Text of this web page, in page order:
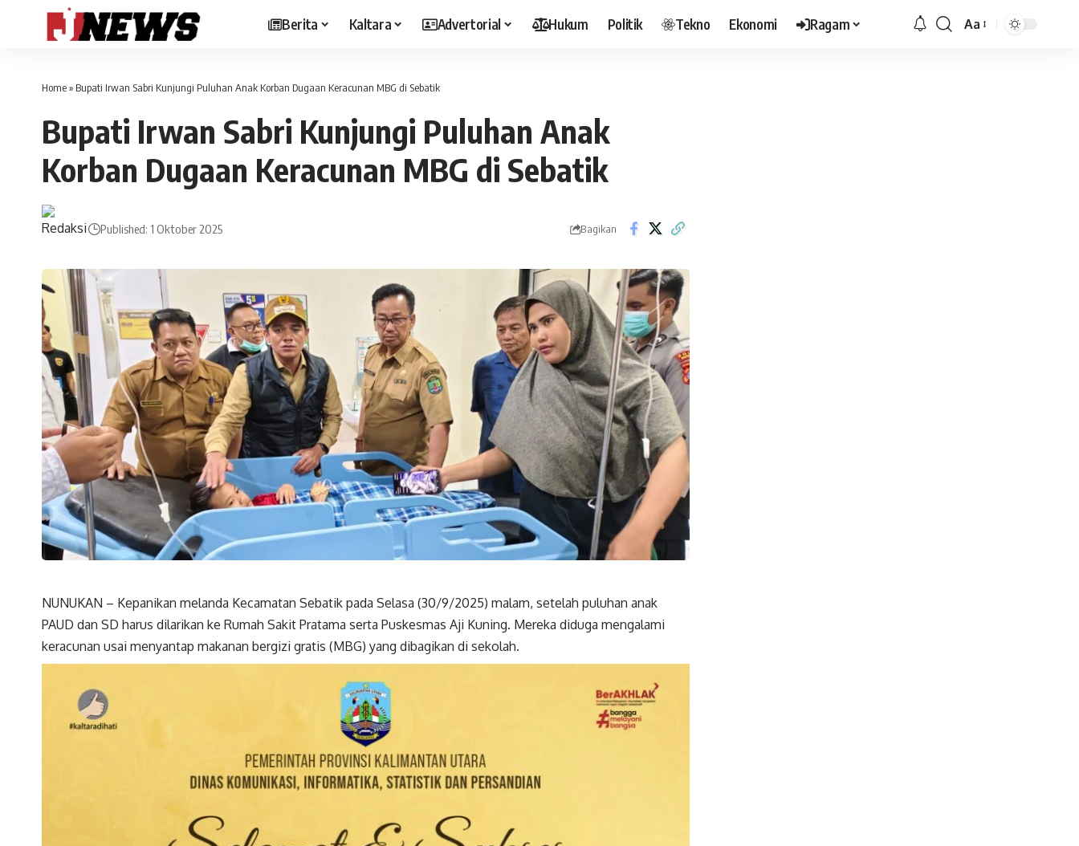
Berita Kaltara Advertorial Hukum Politik Tekno Ekonomi Ragam
Font
Aa
Home» Bupati Irwan Sabri Kunjungi Puluhan Anak Korban Dugaan Keracunan MBG di Sebatik
Bupati Irwan Sabri Kunjungi Puluhan Anak
Korban Dugaan Keracunan MBG di Sebatik
Published: 1 Oktober 2025 Bagikan
NUNUKAN – Kepanikan melanda Kecamatan Sebatik pada Selasa (30/9/2025) malam, setelah puluhan anak
PAUD dan SD harus dilarikan ke Rumah Sakit Pratama serta Puskesmas Aji Kuning. Mereka diduga mengalami
keracunan usai menyantap makanan bergizi gratis (MBG) yang dibagikan di sekolah.